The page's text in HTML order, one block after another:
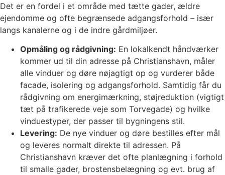
Det er en fordel i et område med tætte gader, ældre
ejendomme og ofte begrænsede adgangsforhold – især
langs kanalerne og i de indre gårdmiljøer.
Opmåling og rådgivning: En lokalkendt håndværker
kommer ud til din adresse på Christianshavn, måler
alle vinduer og døre nøjagtigt op og vurderer både
facade, isolering og adgangsforhold. Samtidig får du
rådgivning om energimærkning, støjreduktion (vigtigt
tæt på trafikerede veje som Torvegade) og hvilke
vinduestyper, der passer til bygningens stil.
Levering: De nye vinduer og døre bestilles efter mål
og leveres normalt direkte til adressen. På
Christianshavn kræver det ofte planlægning i forhold
til smalle gader, brostensbelægning og evt. brug af